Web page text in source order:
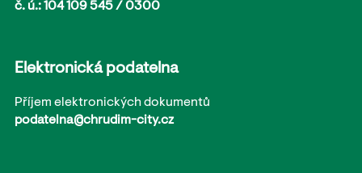
č. ú.: 104 109 545 / 0300
Elektronická podatelna
Příjem elektronických dokumentů
podatelna@chrudim-city.cz